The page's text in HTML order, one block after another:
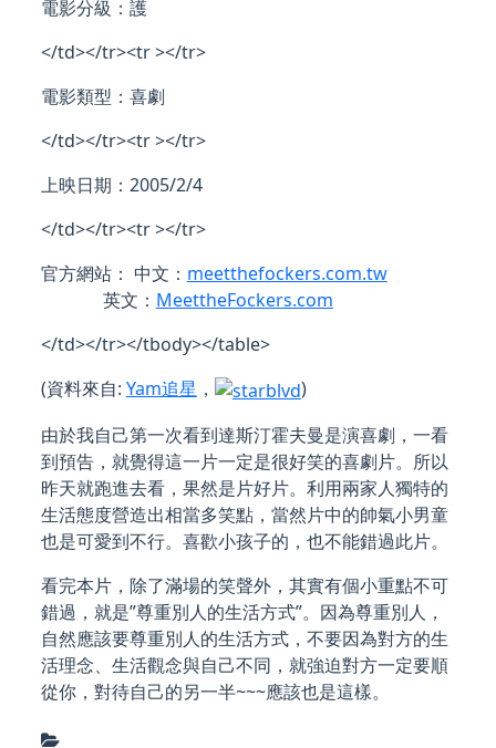
電影分級：護
</td></tr><tr ></tr>
電影類型：喜劇
</td></tr><tr ></tr>
上映日期：2005/2/4
</td></tr><tr ></tr>
官方網站： 中文： meetthefockers.com.tw
英文： MeettheFockers.com
</td></tr></tbody></table>
(資料來自: Yam追星 ，
)
由於我自己第一次看到達斯汀霍夫曼是演喜劇，一看
到預告，就覺得這一片一定是很好笑的喜劇片。所以
昨天就跑進去看，果然是片好片。利用兩家人獨特的
生活態度營造出相當多笑點，當然片中的帥氣小男童
也是可愛到不行。喜歡小孩子的，也不能錯過此片。
看完本片，除了滿場的笑聲外，其實有個小重點不可
錯過，就是”尊重別人的生活方式”。因為尊重別人，
自然應該要尊重別人的生活方式，不要因為對方的生
活理念、生活觀念與自己不同，就強迫對方一定要順
從你，對待自己的另一半~~~應該也是這樣。